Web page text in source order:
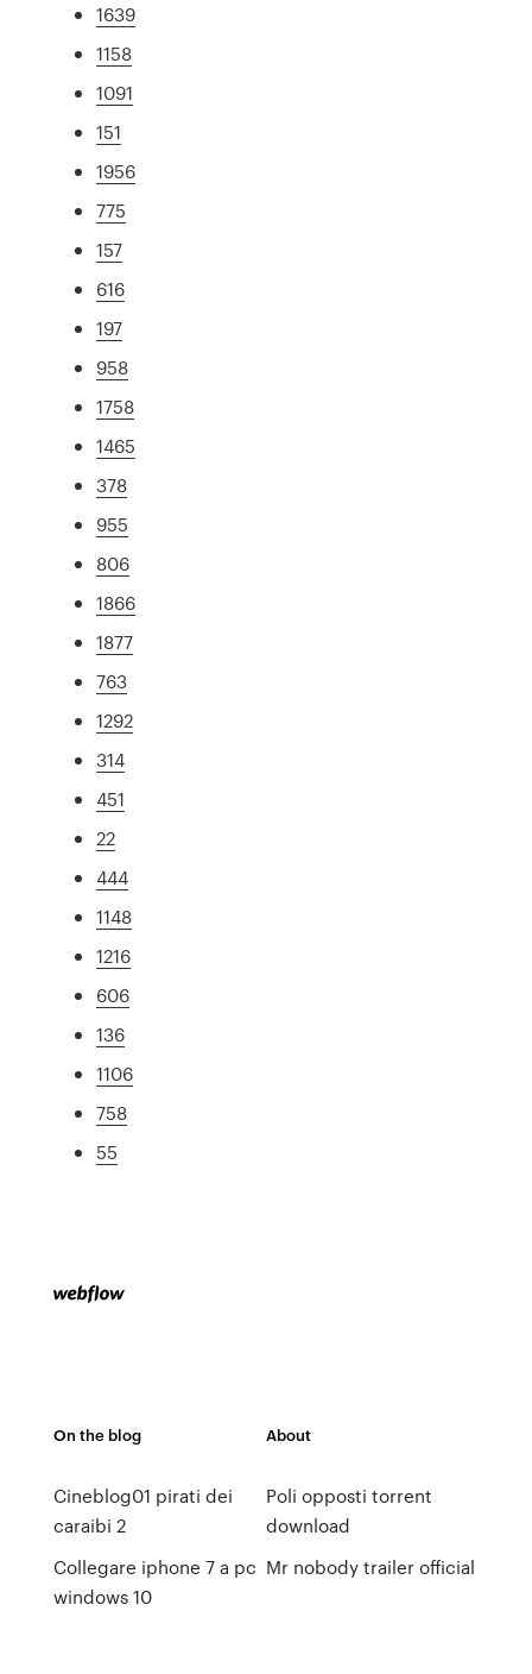
1639
1158
1091
151
1956
775
157
616
197
958
1758
1465
378
955
806
1866
1877
763
1292
314
451
22
444
1148
1216
606
136
1106
758
55
On the blog
Cineblog01 pirati dei
caraibi 2
Collegare iphone 7 a pc
windows 10
About
Poli opposti torrent
download
Mr nobody trailer official